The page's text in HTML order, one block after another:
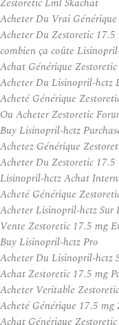
Acheter Du Vrai
Acheter Du Zestoretic
combien ça coûte
Achat Générique
Acheter Du Lisinopril-hctz
Acheté Générique
Ou Acheter Zestoretic
Buy Lisinopril-hctz
Achetez Générique
Acheter Du Zestoretic 17.5
Lisinopril-hctz Achat
Acheté Générique
Acheter Lisinopril-hctz Sur
Vente Zestoretic 17.5 mg
Buy Lisinopril-hctz Pro
Acheter Du Lisinopril-hctz
Achat Zestoretic 17.5 mg
Acheter Veritable Zestoretic
Acheté Générique 17.5 mg